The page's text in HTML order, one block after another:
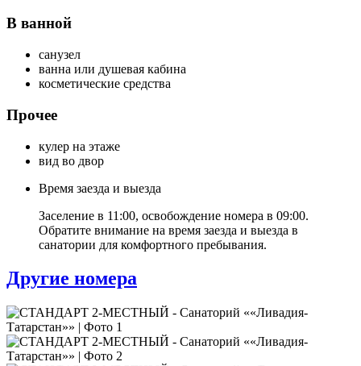
В ванной
санузел
ванна или душевая кабина
косметические средства
Прочее
кулер на этаже
вид во двор
Время заезда и выезда
Заселение в 11:00, освобождение номера в 09:00.
Обратите внимание на время заезда и выезда в
санатории для комфортного пребывания.
Другие номера